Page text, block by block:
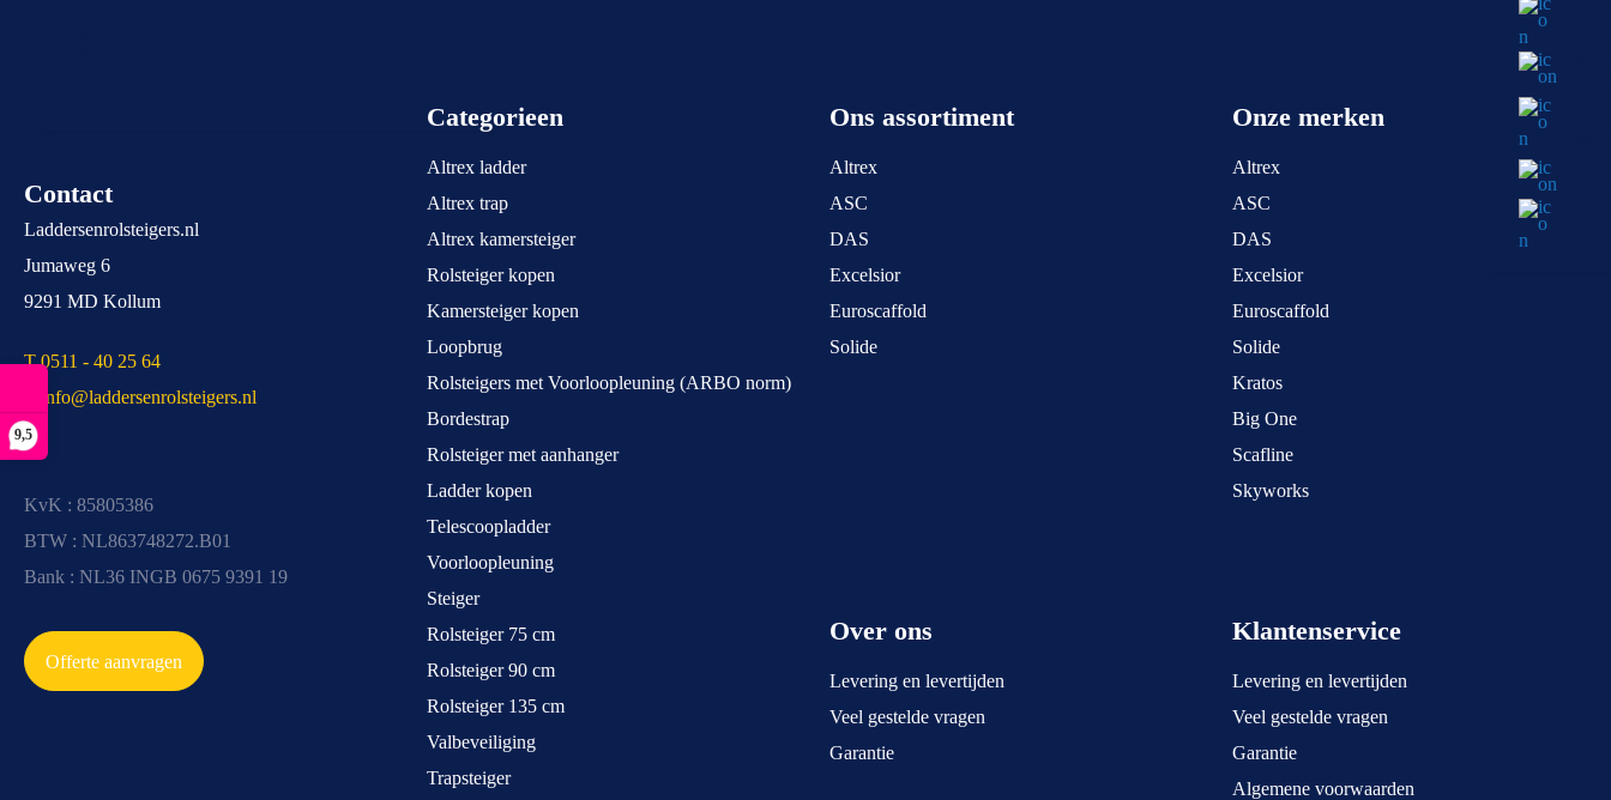
9,5
Contact
Laddersenrolsteigers.nl
Jumaweg 6
9291 MD Kollum
T 0511 - 40 25 64
E info@laddersenrolsteigers.nl
KvK : 85805386
BTW : NL863748272.B01
Bank : NL36 INGB 0675 9391 19
Offerte aanvragen
Categorieen
Altrex ladder
Altrex trap
Altrex kamersteiger
Rolsteiger kopen
Kamersteiger kopen
Loopbrug
Rolsteigers met Voorloopleuning (ARBO norm)
Bordestrap
Rolsteiger met aanhanger
Ladder kopen
Telescoopladder
Voorloopleuning
Steiger
Rolsteiger 75 cm
Rolsteiger 90 cm
Rolsteiger 135 cm
Valbeveiliging
Trapsteiger
Ons assortiment
Altrex
ASC
DAS
Excelsior
Euroscaffold
Solide
Onze merken
Altrex
ASC
DAS
Excelsior
Euroscaffold
Solide
Kratos
Big One
Scafline
Skyworks
Over ons
Levering en levertijden
Veel gestelde vragen
Garantie
Klantenservice
Levering en levertijden
Veel gestelde vragen
Garantie
Algemene voorwaarden